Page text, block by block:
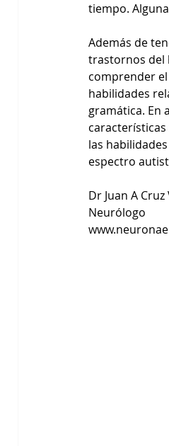
tiempo.
Además de
trastornos del
comprender
habilidades
gramática. En
las
espectro
Dr Juan A
Neurólogo